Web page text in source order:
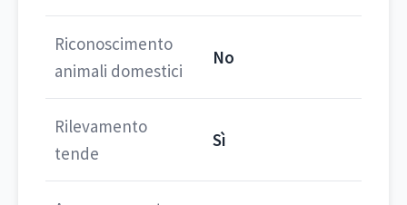
Riconoscimento
animali domestici
No
Rilevamento
tende
Sì